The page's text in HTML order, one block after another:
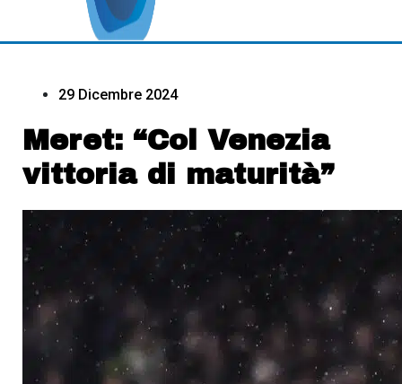
29 Dicembre 2024
Meret: “Col Venezia
vittoria di maturità”